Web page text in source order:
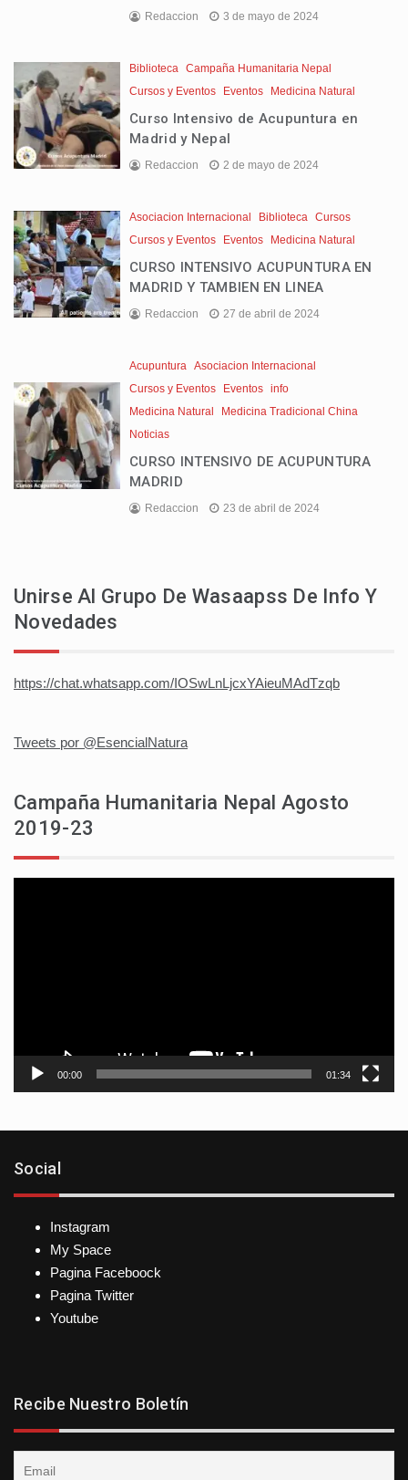
Redaccion 3 de mayo de 2024
Biblioteca Campaña Humanitaria Nepal
Cursos y Eventos
Eventos Medicina Natural
Curso Intensivo de Acupuntura en
Madrid y Nepal
Redaccion 2 de mayo de 2024
Asociacion Internacional Biblioteca Cursos
Cursos y Eventos
Eventos Medicina Natural
CURSO INTENSIVO ACUPUNTURA EN
MADRID Y TAMBIEN EN LINEA
Redaccion 27 de abril de 2024
Acupuntura Asociacion Internacional
Cursos y Eventos
Eventos info
Medicina Natural
Medicina Tradicional China
Noticias
CURSO INTENSIVO DE ACUPUNTURA
MADRID
Redaccion 23 de abril de 2024
Unirse Al Grupo De Wasaapss De Info Y
Novedades
https://chat.whatsapp.com/IOSwLnLjcxYAieuMAdTzqb
Tweets por @EsencialNatura
Campaña Humanitaria Nepal Agosto
2019-23
00:00 01:34
Social
Instagram
My Space
Pagina Faceboock
Pagina Twitter
Youtube
Recibe Nuestro Boletín